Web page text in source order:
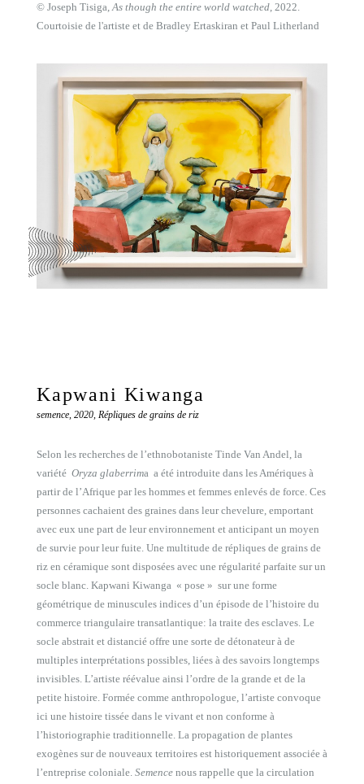
© Joseph Tisiga,As though the entire world watched, 2022.
Courtoisie de l'artiste et de Bradley Ertaskiran et Paul Litherland
Kapwani Kiwanga
semence, 2020, Répliques de grains de riz
Selon les recherches de l’ethnobotaniste Tinde Van Andel, la
variété Oryza glaberrima a été introduite dans les Amériques à
partir de l’Afrique par les hommes et femmes enlevés de force. Ces
personnes cachaient des graines dans leur chevelure, emportant
avec eux une part de leur environnement et anticipant un moyen
de survie pour leur fuite. Une multitude de répliques de grains de
riz en céramique sont disposées avec une régularité parfaite sur un
socle blanc. Kapwani Kiwanga « pose » sur une forme
géométrique de minuscules indices d’un épisode de l’histoire du
commerce triangulaire transatlantique: la traite des esclaves. Le
socle abstrait et distancié offre une sorte de détonateur à de
multiples interprétations possibles, liées à des savoirs longtemps
invisibles. L’artiste réévalue ainsi l’ordre de la grande et de la
petite histoire. Formée comme anthropologue, l’artiste convoque
ici une histoire tissée dans le vivant et non conforme à
l’historiographie traditionnelle. La propagation de plantes
exogènes sur de nouveaux territoires est historiquement associée à
l’entreprise coloniale. Semence nous rappelle que la circulation